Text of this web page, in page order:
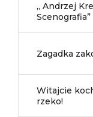
„ Andrzej
Scenografia”
Zagadka
Witajcie
rzeko!